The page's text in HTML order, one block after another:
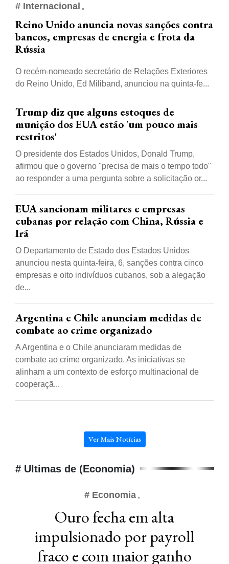
# Internacional
Reino Unido anuncia novas sanções contra
bancos, empresas de energia e frota da
Rússia
O recém-nomeado secretário de Relações Exteriores
do Reino Unido, Ed Miliband, anunciou na quinta-fe...
Trump diz que alguns estoques de
munição dos EUA estão 'um pouco mais
restritos'
O presidente dos Estados Unidos, Donald Trump,
afirmou que o governo "precisa de mais o tempo todo"
ao responder a uma pergunta sobre a solicitação or...
EUA sancionam militares e empresas
cubanas por relação com China, Rússia e
Irã
O Departamento de Estado dos Estados Unidos
anunciou nesta quinta-feira, 6, sanções contra cinco
empresas e oito indivíduos cubanos, sob a alegação
de...
Argentina e Chile anunciam medidas de
combate ao crime organizado
A Argentina e o Chile anunciaram medidas de
combate ao crime organizado. As iniciativas se
alinham a um contexto de esforço multinacional de
cooperaçã...
Ver Mais Notícias
# Ultimas de (Economia)
# Economia
Ouro fecha em alta
impulsionado por payroll
fraco e com maior ganho